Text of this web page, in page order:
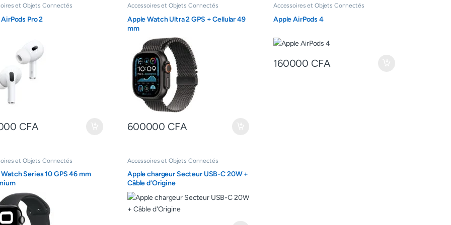
et Objets Connectés
Pro 2
CFA
Accessoires et Objets Connectés
Apple Watch Ultra 2 GPS + Cellular 49
mm
600000 CFA
Accessoires et Objets Connectés
Apple AirPods 4
160000 CFA
et Objets Connectés
Series 10 GPS 46 mm
Accessoires et Objets Connectés
Apple chargeur Secteur USB-C 20W +
Câble d’Origine